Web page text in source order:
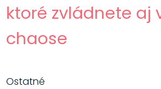
ktoré zvládnete aj
chaose
Ostatné